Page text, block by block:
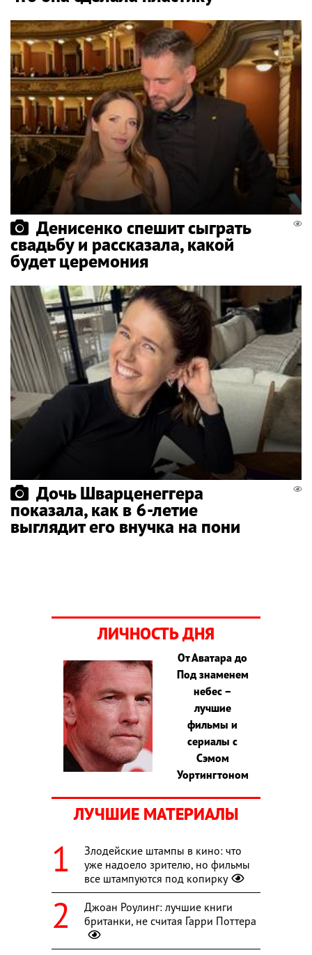
Денисенко спешит сыграть
свадьбу и рассказала, какой
будет церемония
Дочь Шварценеггера
показала, как в 6-летие
выглядит его внучка на пони
ЛИЧНОСТЬ ДНЯ
От Аватара до
Под знаменем
небес –
лучшие
фильмы и
сериалы с
Сэмом
Уортингтоном
ЛУЧШИЕ МАТЕРИАЛЫ
Злодейские штампы в кино: что
уже надоело зрителю, но фильмы
все штампуются под копирку
Джоан Роулинг: лучшие книги
британки, не считая Гарри Поттера